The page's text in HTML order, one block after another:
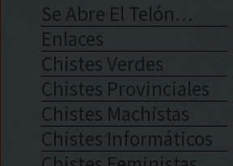
Se Abre El Telón…
Enlaces
Chistes Verdes
Chistes Provinciales
Chistes Machistas
Chistes Informáticos